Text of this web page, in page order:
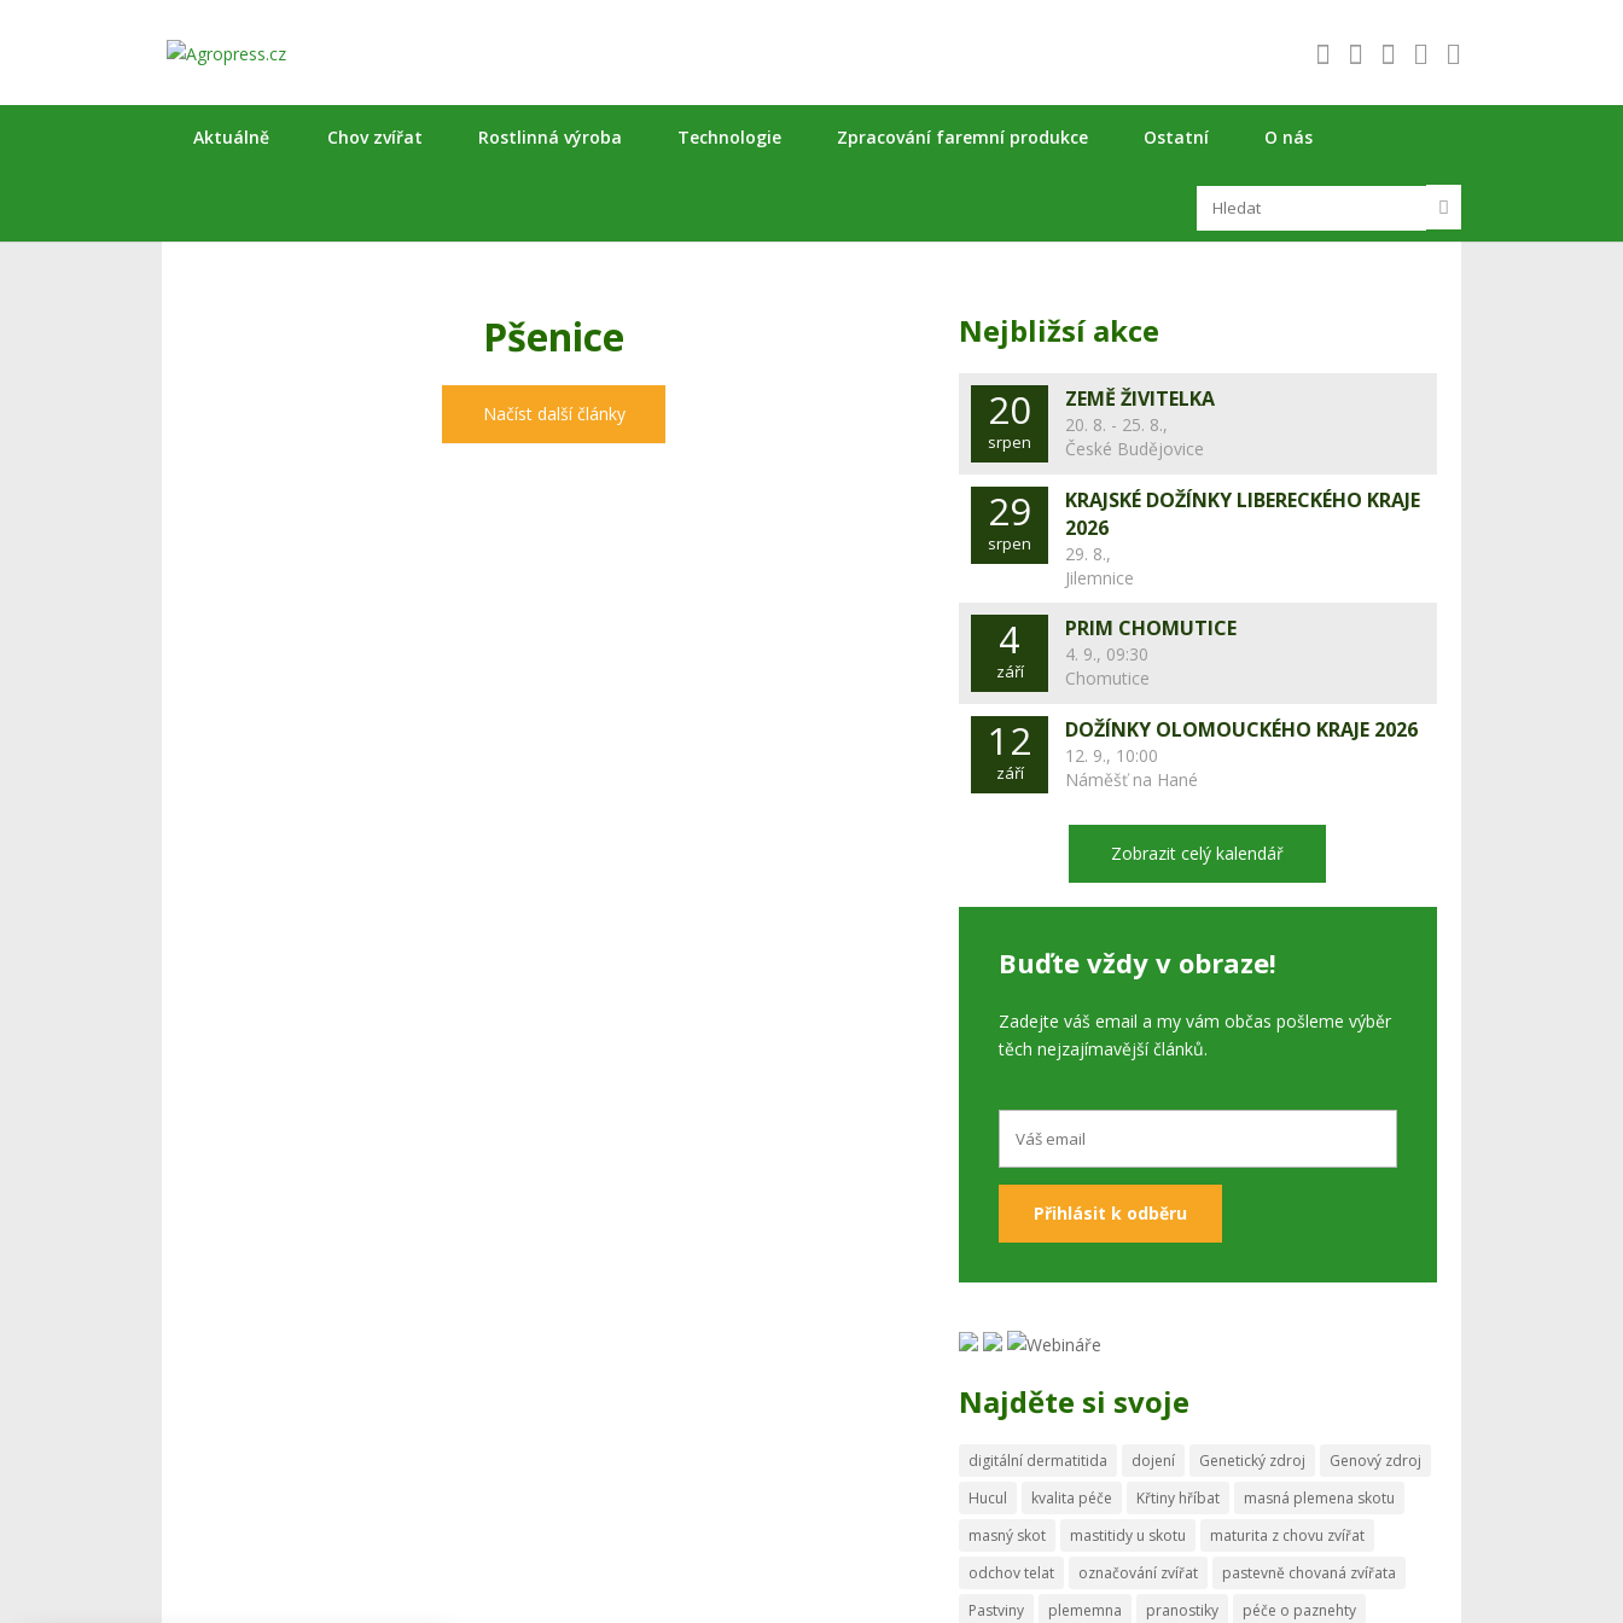
Aktuálně Chov zvířat Rostlinná výroba Technologie Zpracování faremní produkce Ostatní O nás
Pšenice
Načíst další články
Nejbližsí akce
20
srpen
ZEMĚ ŽIVITELKA
20. 8. - 25. 8.,
České Budějovice
29
srpen
KRAJSKÉ DOŽÍNKY LIBERECKÉHO KRAJE
2026
29. 8.,
Jilemnice
4
září
PRIM CHOMUTICE
4. 9., 09:30
Chomutice
12
září
DOŽÍNKY OLOMOUCKÉHO KRAJE 2026
12. 9., 10:00
Náměšť na Hané
Zobrazit celý kalendář
Buďte vždy v obraze!
Zadejte váš email a my vám občas pošleme výběr
těch nejzajímavější článků.
Najděte si svoje
digitální dermatitida dojení Genetický zdroj
Genový zdroj
Hucul
kvalita péče Křtiny hříbat
masná plemena skotu
masný skot
mastitidy u skotu
maturita z chovu zvířat
odchov telat
označování zvířat
pastevně chovaná zvířata
Pastviny
plememna pranostiky péče o paznehty